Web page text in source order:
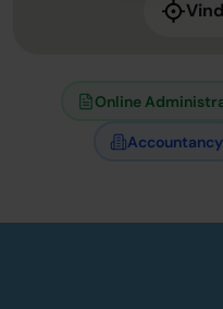
Online
Accountancy